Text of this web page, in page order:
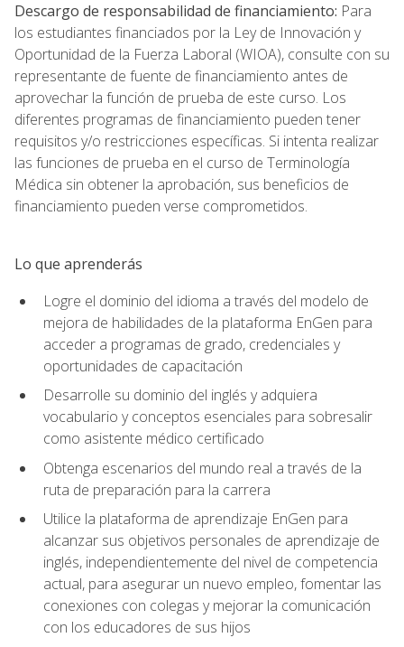
Descargo de responsabilidad de financiamiento: Para
los estudiantes financiados por la Ley de Innovación y
Oportunidad de la Fuerza Laboral (WIOA), consulte con su
representante de fuente de financiamiento antes de
aprovechar la función de prueba de este curso. Los
diferentes programas de financiamiento pueden tener
requisitos y/o restricciones específicas. Si intenta realizar
las funciones de prueba en el curso de Terminología
Médica sin obtener la aprobación, sus beneficios de
financiamiento pueden verse comprometidos.
Lo que aprenderás
Logre el dominio del idioma a través del modelo de
mejora de habilidades de la plataforma EnGen para
acceder a programas de grado, credenciales y
oportunidades de capacitación
Desarrolle su dominio del inglés y adquiera
vocabulario y conceptos esenciales para sobresalir
como asistente médico certificado
Obtenga escenarios del mundo real a través de la
ruta de preparación para la carrera
Utilice la plataforma de aprendizaje EnGen para
alcanzar sus objetivos personales de aprendizaje de
inglés, independientemente del nivel de competencia
actual, para asegurar un nuevo empleo, fomentar las
conexiones con colegas y mejorar la comunicación
con los educadores de sus hijos